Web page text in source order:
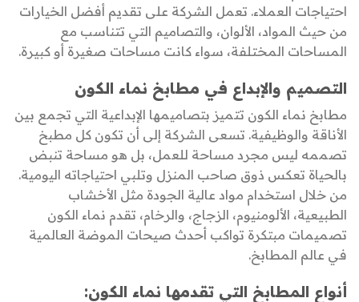
احتياجات العملاء. تعمل الشركة على تقديم أفضل الخيارات
من حيث المواد، الألوان، والتصاميم التي تتناسب مع
المساحات المختلفة، سواء كانت مساحات صغيرة أو كبيرة.
التصميم والإبداع في مطابخ نماء الكون
مطابخ نماء الكون تتميز بتصاميمها الإبداعية التي تجمع بين
الأناقة والوظيفية. تسعى الشركة إلى أن تكون كل مطبخ
تصممه ليس مجرد مساحة للعمل، بل هو مساحة تنبض
بالحياة تعكس ذوق صاحب المنزل وتلبي احتياجاته اليومية.
من خلال استخدام مواد عالية الجودة مثل الأخشاب
الطبيعية، الألومنيوم، الزجاج، والرخام، تقدم نماء الكون
تصميمات مبتكرة تواكب أحدث صيحات الموضة العالمية
في عالم المطابخ.
أنواع المطابخ التي تقدمها نماء الكون: